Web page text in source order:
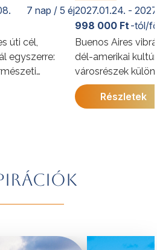
7 nap / 5 éj
úti cél,
egyszerre:
a
izgalmas
Brazíliáról
az indulási
2027.01.24. -
Buenos Aires
dél-amerikai
városrészek
kínálja. A program
megismerkedhet
természeti
vidék hangulata is
998 000 Ft-tól/
Részletek
tovább »